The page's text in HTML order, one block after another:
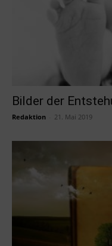
Bilder der
Redaktion 21. Mai 2019